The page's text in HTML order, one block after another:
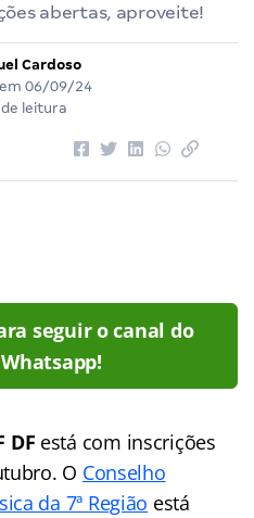
abertas, aproveite!
Cardoso
06/09/24
leitura
seguir o canal do
DF está com inscrições
O Conselho
da 7ª Região está